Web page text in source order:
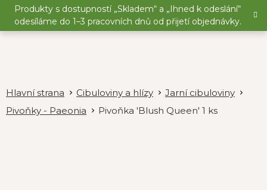
Přejít
obsah
Produkty s dostupností „Skladem“ a „Ihned k odeslání“
odesíláme do 1–3 pracovních dnů od přijetí objednávky.
Cibuloviny a hlízy
Jarní cibuloviny
Pivoňky - Paeonia
Pivoňka 'Blush Queen' 1 ks